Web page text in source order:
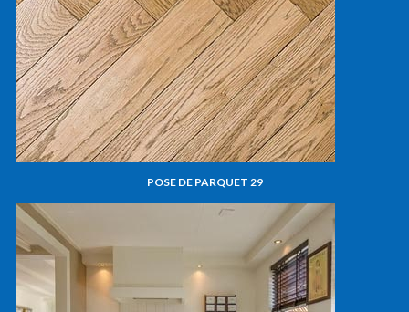
POSE DE PARQUET 29